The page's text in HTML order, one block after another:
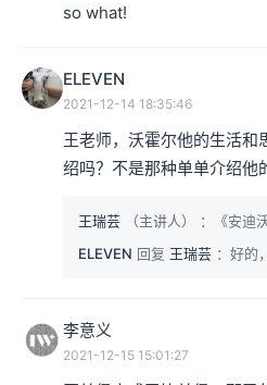
so what!
ELEVEN
2021-12-14 18:35:46
王老师，沃霍尔他的生活和
绍吗？不是那种单单介绍他
王瑞芸 （主讲人）
：《安迪
ELEVEN 回复 王瑞芸 ：好的
李意义
2021-12-15 15:01:27